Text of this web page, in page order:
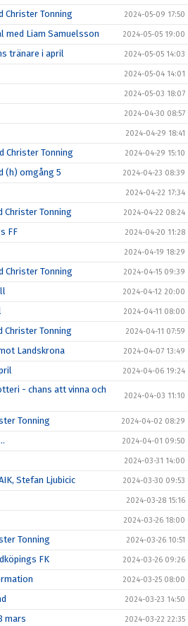
Christer Tonning 2024-05-09 17:50
med Liam Samuelsson 2024-05-05 19:00
tränare i april 2024-05-05 14:03
2024-05-04 14:01
2024-05-03 18:07
2024-04-30 08:57
2024-04-29 18:41
Christer Tonning 2024-04-29 15:10
(h) omgång 5 2024-04-23 08:39
2024-04-22 17:34
Christer Tonning 2024-04-22 08:24
FF 2024-04-20 11:28
2024-04-19 18:29
Christer Tonning 2024-04-15 09:39
2024-04-12 20:00
2024-04-11 08:00
Christer Tonning 2024-04-11 07:59
Landskrona 2024-04-07 13:49
2024-04-06 19:24
- chans att vinna och
2024-04-03 11:10
Tonning 2024-04-02 08:29
2024-04-01 09:50
2024-03-31 14:00
Stefan Ljubicic 2024-03-30 09:53
2024-03-28 15:16
2024-03-26 18:00
Tonning 2024-03-26 10:51
FK 2024-03-26 09:26
2024-03-25 08:00
2024-03-23 14:50
mars 2024-03-22 22:35